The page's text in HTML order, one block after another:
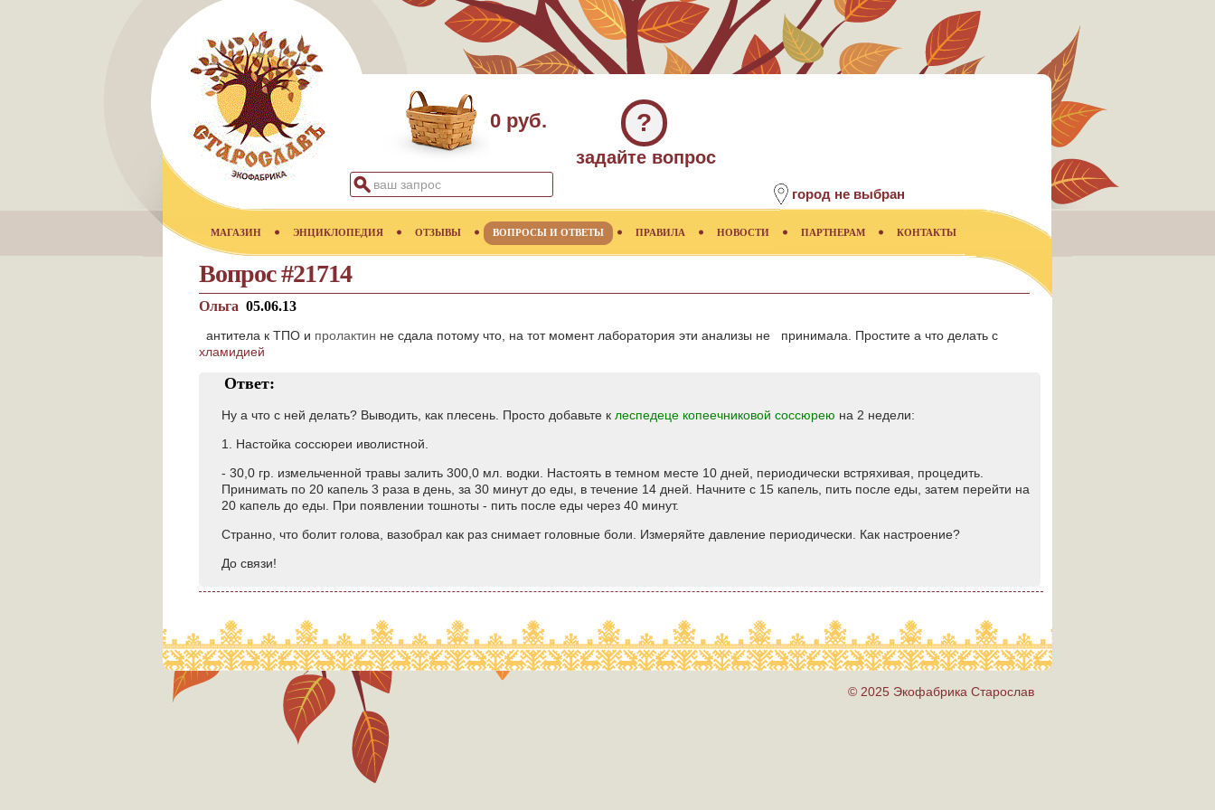
0 руб. ?
задайте вопрос
город не выбран
МАГАЗИН ЭНЦИКЛОПЕДИЯ ОТЗЫВЫ ВОПРОСЫ И ОТВЕТЫ ПРАВИЛА НОВОСТИ ПАРТНЕРАМ КОНТАКТЫ
Вопрос #21714
Ольга 05.06.13
антитела к ТПО и пролактин не сдала потому что, на тот момент лаборатория эти анализы не принимала. Простите а что делать с
хламидией
Ответ:
Ну а что с ней делать? Выводить, как плесень. Просто добавьте к леспедеце копеечниковой соссюрею на 2 недели:
1. Настойка соссюреи иволистной.
- 30,0 гр. измельченной травы залить 300,0 мл. водки. Настоять в темном месте 10 дней, периодически встряхивая, процедить.
Принимать по 20 капель 3 раза в день, за 30 минут до еды, в течение 14 дней. Начните с 15 капель, пить после еды, затем перейти на
20 капель до еды. При появлении тошноты - пить после еды через 40 минут.
Странно, что болит голова, вазобрал как раз снимает головные боли. Измеряйте давление периодически. Как настроение?
До связи!
© 2025 Экофабрика Старослав